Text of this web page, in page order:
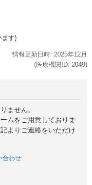
ます)
情報更新日時: 2025年12月
(医療機関ID: 2049)
ません。
ムをご用意しておりま
よりご連絡をいただけ
合わせ